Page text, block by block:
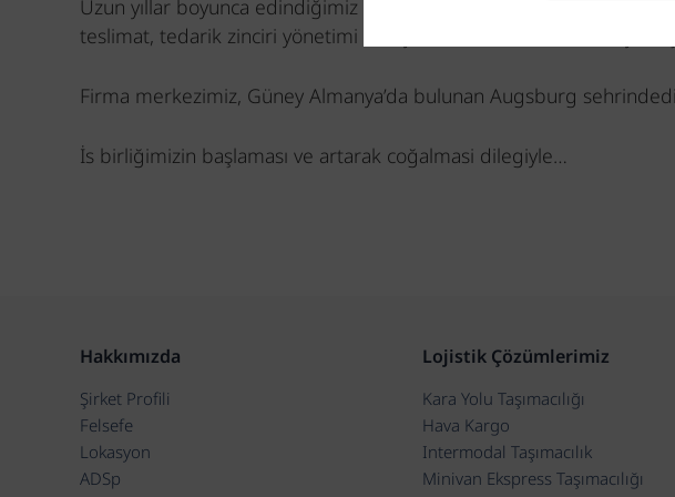
Uzun yıllar boyunca edindiğimiz deneyim, şirketimizin nakliye,
teslimat, tedarik zinciri yönetimi ve lojistik alanında tam esnek
Firma merkezimiz, Güney Almanya’da bulunan Augsburg
İs birliğimizin başlaması ve artarak coğalmasi dilegiyle…
Hakkımızda
Şirket Profili
Felsefe
Lokasyon
ADSp
Lojistik Çözümlerimiz
Kara Yolu Taşımacılığı
Hava Kargo
Intermodal Taşımacılık
Minivan Ekspress Taşımacılığı